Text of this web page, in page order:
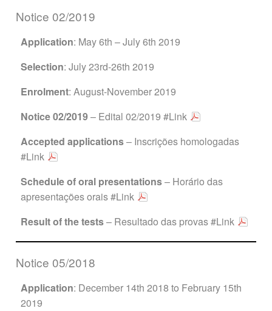
Notice 02/2019
Application: May 6th – July 6th 2019
Selection: July 23rd-26th 2019
Enrolment: August-November 2019
Notice 02/2019– Edital 02/2019 #Link
Accepted applications– Inscrições homologadas
#Link
Schedule of oral presentations– Horário das
apresentações orais#Link
Result of the tests– Resultado das provas#Link
Notice 05/2018
Application: December 14th 2018 to February 15th
2019